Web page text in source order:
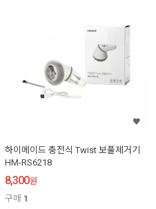
하이메이드 충전식 Twist 보풀제거기
HM-RS6218
8,300원
구매 1